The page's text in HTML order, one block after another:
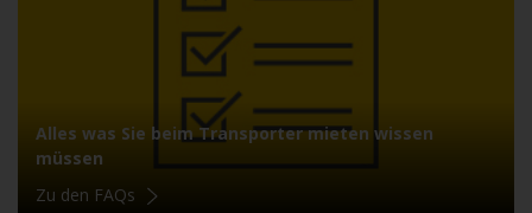
Alles was Sie beim Transporter mieten wissen
müssen
Zu den FAQs